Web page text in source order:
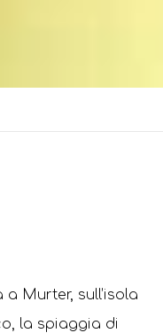
Murter, sull’isola
la spiaggia di